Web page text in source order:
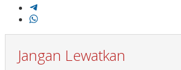
Jangan Lewatkan